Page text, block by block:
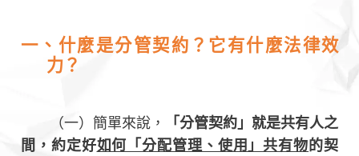
一、什麼是分管契約？它有什麼法律效
力？
（一）簡單來說，
「分管契約」就是共有人之
間，約定好如何「分配管理、使用」共有物的契